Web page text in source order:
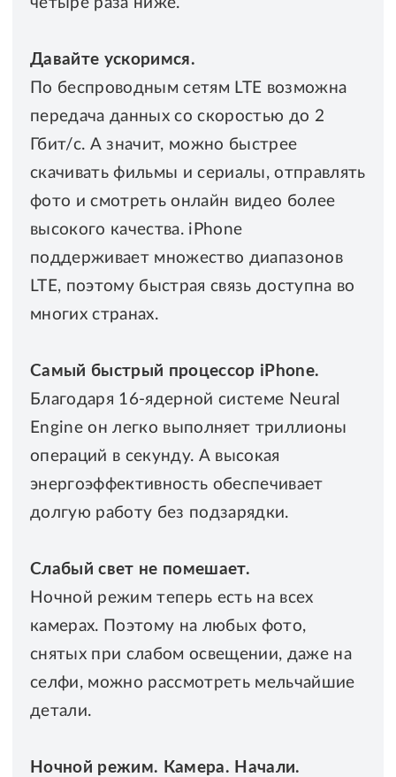
Давайте ускоримся.
По беспроводным сетям LTE возможна
передача данных со скоростью до 2
Гбит/с. А значит, можно быстрее
скачивать фильмы и сериалы, отправлять
фото и смотреть онлайн видео более
высокого качества. iPhone
поддерживает множество диапазонов
LTE, поэтому быстрая связь доступна во
многих странах.
Самый быстрый процессор iPhone.
Благодаря 16‑ядерной системе Neural
Engine он легко выполняет триллионы
операций в секунду. А высокая
энергоэффективность обеспечивает
долгую работу без подзарядки.
Слабый свет не помешает.
Ночной режим теперь есть на всех
камерах. Поэтому на любых фото,
снятых при слабом освещении, даже на
селфи, можно рассмотреть мельчайшие
детали.
Ночной режим. Камера. Начали.